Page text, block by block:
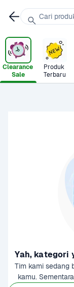
Clearance
Sale
Produk
Terbaru
Yah, kategori
Tim kami sedang
kamu.
Cari